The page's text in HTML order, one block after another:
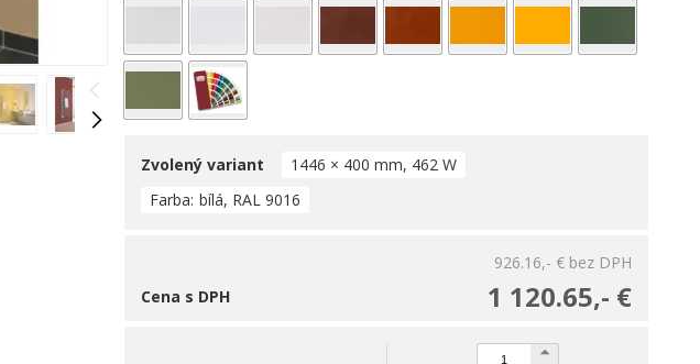
Zvolený variant
1446 × 400 mm, 462 W
Farba bílá, RAL 9016
926.16,- € bez DPH
1 120.65,- €
Cena s DPH